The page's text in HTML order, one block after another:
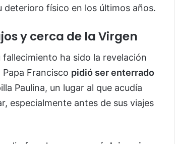
deterioro físico en los últimos años.
y cerca de la Virgen
ha sido la revelación
Papa Francisco pidió ser enterrado
Paulina, un lugar al que acudía
especialmente antes de sus viajes